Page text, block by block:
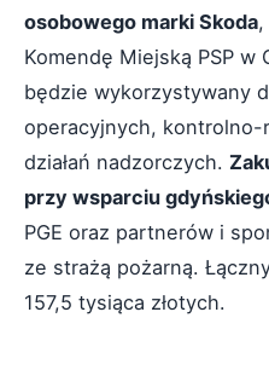
osobowego marki Skoda,
Komendę Miejską PSP w
będzie wykorzystywany
operacyjnych, kontrolno-
działań nadzorczych.
przy wsparciu
PGE oraz partnerów i
ze strażą pożarną.
157,5 tysiąca złotych.